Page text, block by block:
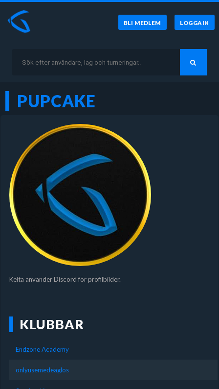
BLI MEDLEM LOGGA IN
PUPCAKE
Keita använder Discord för profilbilder.
KLUBBAR
Endzone Academy
onlyusemedeaglos